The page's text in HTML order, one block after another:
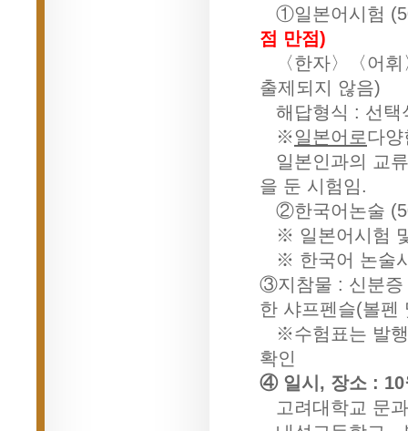
①일본어시험
점 만점)
〈한자〉〈어휘
출제되지 않음)
해답형식 : 선택
※일본어로다
일본인과의 교
을 둔 시험임.
②한국어논술
※ 일본어시험
※ 한국어 논술
③지참물 : 신분증
한 샤프펜슬(볼펜
※수험표는 발행
확인
④ 일시, 장소 : 10
고려대학교 문